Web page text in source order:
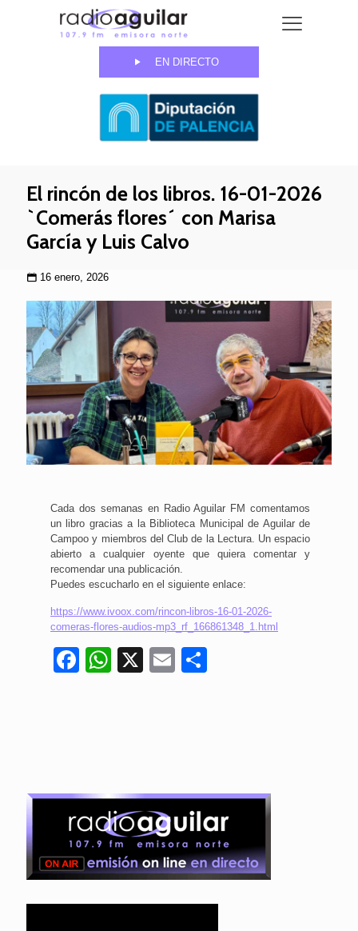
EN DIRECTO
El rincón de los libros. 16-01-2026
`Comerás flores´ con Marisa
García y Luis Calvo
16 enero, 2026
Cada dos semanas en Radio Aguilar FM comentamos
un libro gracias a la Biblioteca Municipal de Aguilar de
Campoo y miembros del Club de la Lectura. Un espacio
abierto a cualquier oyente que quiera comentar y
recomendar una publicación.
Puedes escucharlo en el siguiente enlace:
https://www.ivoox.com/rincon-libros-16-01-2026-
comeras-flores-audios-mp3_rf_166861348_1.html
Facebook
WhatsApp
X Email